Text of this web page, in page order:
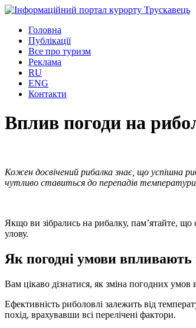
Головна
Публікації
Все про туризм
Реклама
RU
ENG
Контакти
Вплив погоди на
Кожен досвічений рибалка знає, що успішна
чутливо ставиться до перепадів
Якщо ви зібрались на рибалку, пам’ятайте, що
улову.
Як погодні умови впливають
Вам цікаво дізнатися, як зміна погодних
Ефективність риболовлі залежить від
похід, врахувавши всі перелічені фактори.